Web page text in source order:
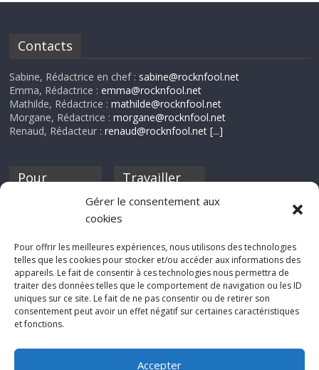
Gérer le consentement aux
cookies
Pour offrir les meilleures expériences, nous utilisons des technologies
telles que les cookies pour stocker et/ou accéder aux informations des
appareils. Le fait de consentir à ces technologies nous permettra de
traiter des données telles que le comportement de navigation ou les ID
uniques sur ce site. Le fait de ne pas consentir ou de retirer son
consentement peut avoir un effet négatif sur certaines caractéristiques
et fonctions.
Accepter
Contacts
Sabine, Rédactrice en chef : sabine@rocknfool.net
Emma, Rédactrice :emma@rocknfool.net
Mathilde, Rédactrice :mathilde@rocknfool.net
Morgane, Rédactrice :morgane@rocknfool.net
Renaud, Rédacteur :renaud@rocknfool.net [...]
Pour
discothèque
Travailler
Si tu souhaites
Rocknfool, n'hésite
pas à nous envoyer
tes chroniques de
concerts, de films,
séries ou des billets
d'humeur :
net